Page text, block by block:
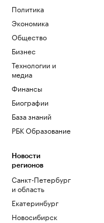
Политика
Экономика
Общество
Бизнес
Технологии и
медиа
Финансы
Биографии
База знаний
РБК Образование
Новости
регионов
Санкт-Петербург
и область
Екатеринбург
Новосибирск